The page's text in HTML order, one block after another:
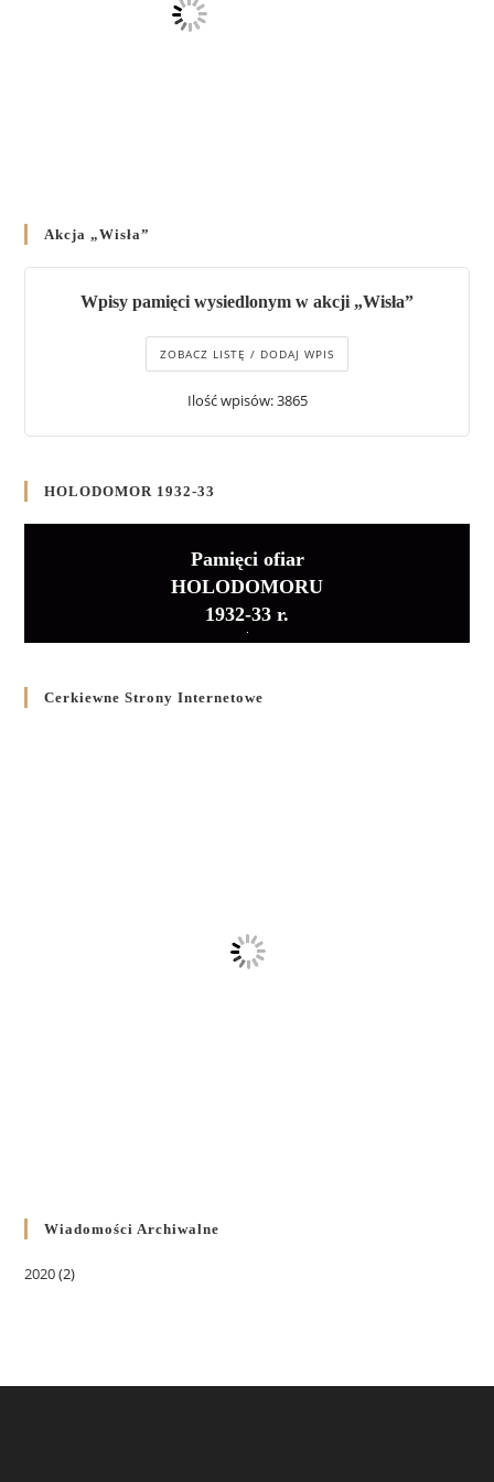
Akcja „Wisła”
Wpisy pamięci wysiedlonym w akcji „Wisła”
ZOBACZ LISTĘ / DODAJ WPIS
Ilość wpisów: 3865
HOLODOMOR 1932-33
Pamięci ofiar
HOLODOMORU
1932-33 r.
Cerkiewne Strony Internetowe
Wiadomości Archiwalne
2020(2)